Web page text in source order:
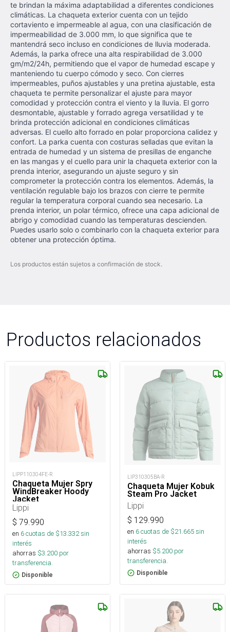
te brindan la máxima adaptabilidad a diferentes condiciones
climáticas. La chaqueta exterior cuenta con un tejido
cortaviento e impermeable al agua, con una clasificación de
impermeabilidad de 3.000 mm, lo que significa que te
mantendrá seco incluso en condiciones de lluvia moderada.
Además, la parka ofrece una alta respirabilidad de 3.000
gm/m2/24h, permitiendo que el vapor de humedad escape y
manteniendo tu cuerpo cómodo y seco. Con cierres
impermeables, puños ajustables y una pretina ajustable, esta
chaqueta te permite personalizar el ajuste para mayor
comodidad y protección contra el viento y la lluvia. El gorro
desmontable, ajustable y forrado agrega versatilidad y te
brinda protección adicional en condiciones climáticas
adversas. El cuello alto forrado en polar proporciona calidez y
confort. La parka cuenta con costuras selladas que evitan la
entrada de humedad y un sistema de presillas de enganche
en las mangas y el cuello para unir la chaqueta exterior con la
prenda interior, asegurando un ajuste seguro y sin
comprometer la protección contra los elementos. Además, la
ventilación regulable bajo los brazos con cierre te permite
regular la temperatura corporal cuando sea necesario. La
prenda interior, un polar térmico, ofrece una capa adicional de
abrigo y comodidad cuando las temperaturas descienden.
Puedes usarlo solo o combinarlo con la chaqueta exterior para
obtener una protección óptima.
Los productos están sujetos a confirmación de stock.
Productos relacionados
LIPP110304FE-R
Chaqueta Mujer Spry
WindBreaker Hoody
Jacket
Lippi
$ 79.990
en 6cuotas de $13.332sin
interés
ahorras $3.200 por
transferencia.
Disponible
LIP310305BA-R
Chaqueta Mujer Kobuk
Steam Pro Jacket
Lippi
$ 129.990
en 6cuotas de $21.665sin
interés
ahorras $5.200 por
transferencia.
Disponible